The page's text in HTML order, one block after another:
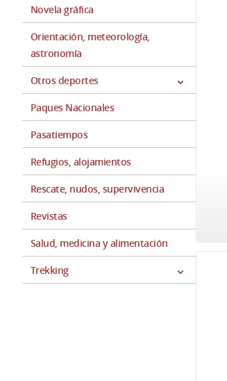
Novela gráfica
Orientación, meteorología,
astronomía
Otros deportes
Paques Nacionales
Pasatiempos
Refugios, alojamientos
Rescate, nudos, supervivencia
Revistas
Salud, medicina y alimentación
Trekking